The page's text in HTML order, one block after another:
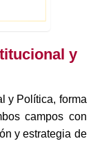
y
y Política, forma
campos con
y estrategia de